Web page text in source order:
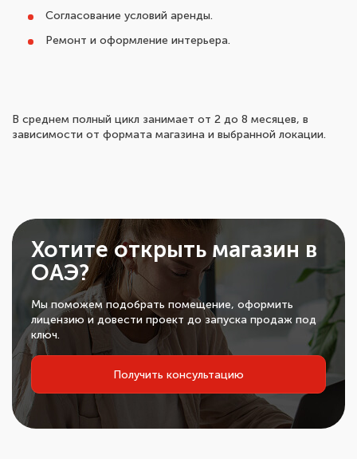
Согласование условий аренды.
Ремонт и оформление интерьера.
В среднем полный цикл занимает от 2 до 8 месяцев, в
зависимости от формата магазина и выбранной локации.
Хотите открыть магазин в
ОАЭ?
Мы поможем подобрать помещение, оформить
лицензию и довести проект до запуска продаж под
ключ.
Получить консультацию